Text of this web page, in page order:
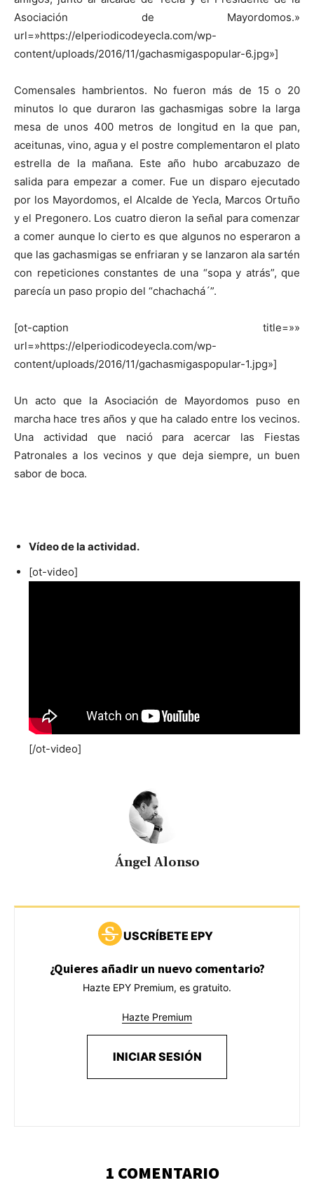
Asociación de Mayordomos.»
url=»https://elperiodicodeyecla.com/wp-
content/uploads/2016/11/gachasmigaspopular-6.jpg»]
Comensales hambrientos. No fueron más de 15 o 20
minutos lo que duraron las gachasmigas sobre la larga
mesa de unos 400 metros de longitud en la que pan,
aceitunas, vino, agua y el postre complementaron el plato
estrella de la mañana. Este año hubo arcabuzazo de
salida para empezar a comer. Fue un disparo ejecutado
por los Mayordomos, el Alcalde de Yecla, Marcos Ortuño
y el Pregonero. Los cuatro dieron la señal para comenzar
a comer aunque lo cierto es que algunos no esperaron a
que las gachasmigas se enfriaran y se lanzaron ala sartén
con repeticiones constantes de una “sopa y atrás”, que
parecía un paso propio del “chachachá´”.
[ot-caption title=»»
url=»https://elperiodicodeyecla.com/wp-
content/uploads/2016/11/gachasmigaspopular-1.jpg»]
Un acto que la Asociación de Mayordomos puso en
marcha hace tres años y que ha calado entre los vecinos.
Una actividad que nació para acercar las Fiestas
Patronales a los vecinos y que deja siempre, un buen
sabor de boca.
Vídeo de la actividad.
[ot-video]
[/ot-video]
Ángel Alonso
USCRÍBETE EPY
¿Quieres añadir un nuevo comentario?
Hazte EPY Premium, es gratuito.
Hazte Premium
INICIAR SESIÓN
1 COMENTARIO